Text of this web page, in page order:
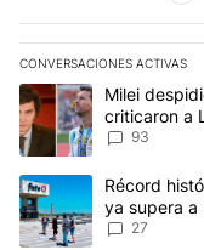
CONVERSACIONES ACTIVAS
Este listado muestra
Un artículo de
Milei
criticaron a
anti-Messi”
93
Un artículo deRécord
ya supera a
27